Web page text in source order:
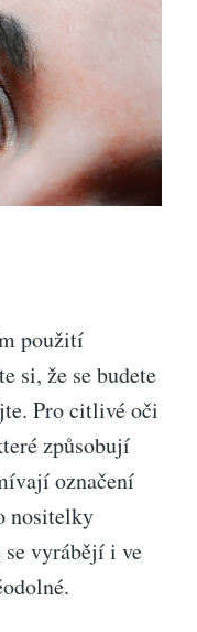
použití
si, že se budete
Pro citlivé oči
způsobují
označení
nositelky
se vyrábějí i ve